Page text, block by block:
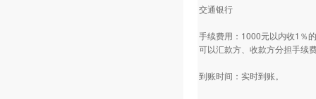
交通银行
手续费用：1000元以内收1％
可以汇款方、收款方分担手续
到账时间：实时到账。